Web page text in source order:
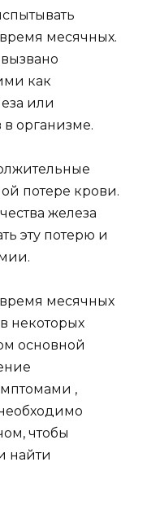
месячных.
как
или
организме.
потере крови.
железа
эту потерю и
месячных
некоторых
основной
,
чтобы
найти